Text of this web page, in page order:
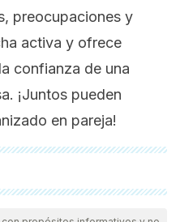
preocupaciones y
activa y ofrece
confianza de una
¡Juntos pueden
en pareja!
revisadas a profundidad por
calidad, confiabilidad,